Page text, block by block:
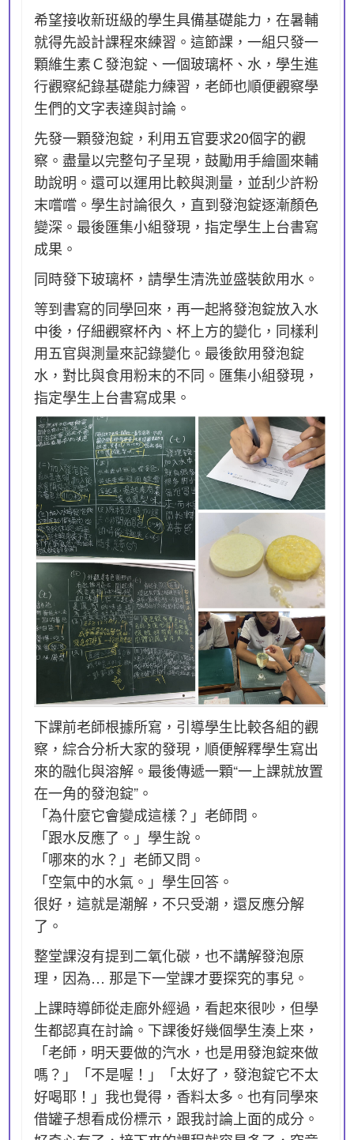
希望接收新班級的學生具備基礎能力，在暑輔
就得先設計課程來練習。這節課，一組只發一
顆維生素Ｃ發泡錠、一個玻璃杯、水，學生進
行觀察紀錄基礎能力練習，老師也順便觀察學
生們的文字表達與討論。
先發一顆發泡錠，利用五官要求20個字的觀
察。盡量以完整句子呈現，鼓勵用手繪圖來輔
助說明。還可以運用比較與測量，並刮少許粉
末嚐嚐。學生討論很久，直到發泡錠逐漸顏色
變深。最後匯集小組發現，指定學生上台書寫
成果。
同時發下玻璃杯，請學生清洗並盛裝飲用水。
等到書寫的同學回來，再一起將發泡錠放入水
中後，仔細觀察杯內、杯上方的變化，同樣利
用五官與測量來記錄變化。最後飲用發泡錠
水，對比與食用粉末的不同。匯集小組發現，
指定學生上台書寫成果。
下課前老師根據所寫，引導學生比較各組的觀
察，綜合分析大家的發現，順便解釋學生寫出
來的融化與溶解。最後傳遞一顆“一上課就放置
在一角的發泡錠”。
「為什麼它會變成這樣？」老師問。
「跟水反應了。」學生說。
「哪來的水？」老師又問。
「空氣中的水氣。」學生回答。
很好，這就是潮解，不只受潮，還反應分解
了。
整堂課沒有提到二氧化碳，也不講解發泡原
理，因為… 那是下一堂課才要探究的事兒。
上課時導師從走廊外經過，看起來很吵，但學
生都認真在討論。下課後好幾個學生湊上來，
「老師，明天要做的汽水，也是用發泡錠來做
嗎？」「不是喔！」「太好了，發泡錠它不太
好喝耶！」我也覺得，香料太多。也有同學來
借罐子想看成份標示，跟我討論上面的成分。